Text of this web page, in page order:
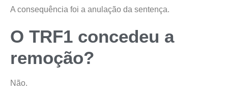
A consequência foi a anulação da sentença.
O TRF1 concedeu a
remoção?
Não.